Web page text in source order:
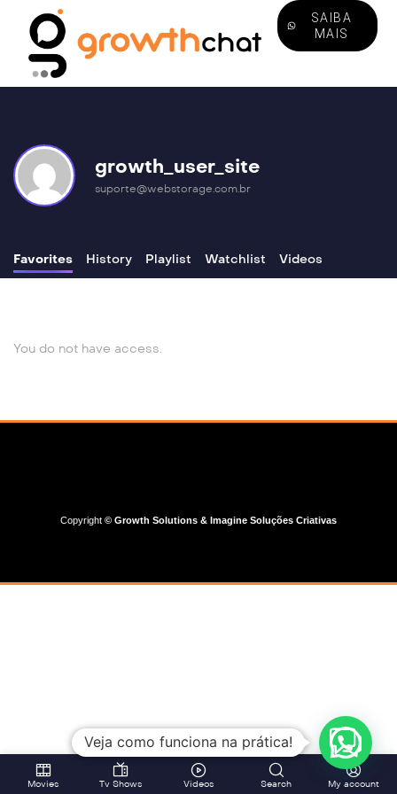
SAIBA
MAIS
growth_user_site
suporte@webstorage.com.br
Favorites History Playlist Watchlist Videos
You do not have access.
Copyright © Growth Solutions & Imagine Soluções Criativas
Movies Tv Shows Videos Search My account
Veja como funciona na prática!